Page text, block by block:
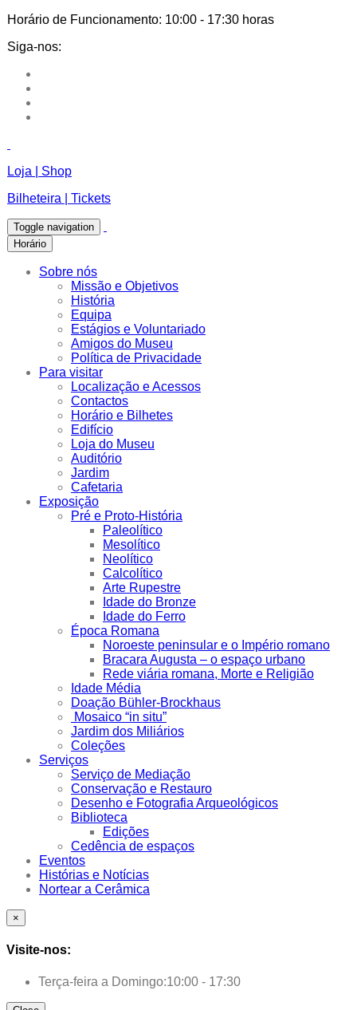
Horário de Funcionamento: 10:00 - 17:30 horas
Siga-nos:
Loja | Shop
Bilheteira | Tickets
Toggle navigation
Horário
Sobre nós
Missão e Objetivos
História
Equipa
Estágios e Voluntariado
Amigos do Museu
Política de Privacidade
Para visitar
Localização e Acessos
Contactos
Horário e Bilhetes
Edifício
Loja do Museu
Auditório
Jardim
Cafetaria
Exposição
Pré e Proto-História
Paleolítico
Mesolítico
Neolítico
Calcolítico
Arte Rupestre
Idade do Bronze
Idade do Ferro
Época Romana
Noroeste peninsular e o Império romano
Bracara Augusta – o espaço urbano
Rede viária romana, Morte e Religião
Idade Média
Doação Bühler-Brockhaus
Mosaico “in situ”
Jardim dos Miliários
Coleções
Serviços
Serviço de Mediação
Conservação e Restauro
Desenho e Fotografia Arqueológicos
Biblioteca
Edições
Cedência de espaços
Eventos
Histórias e Notícias
Nortear a Cerâmica
×
Visite-nos:
Terça-feira a Domingo:10:00 - 17:30